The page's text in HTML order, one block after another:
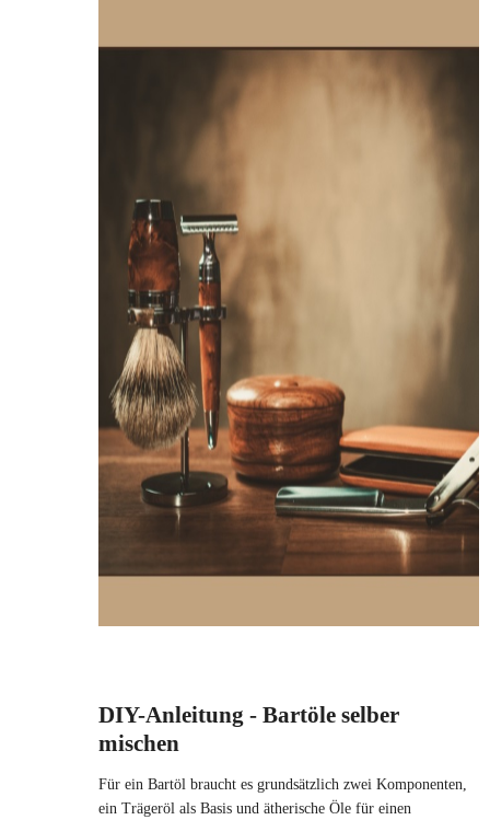
DIY-Anleitung - Bartöle selber
mischen
Für ein Bartöl braucht es grundsätzlich zwei Komponenten,
ein Trägeröl als Basis und ätherische Öle für einen